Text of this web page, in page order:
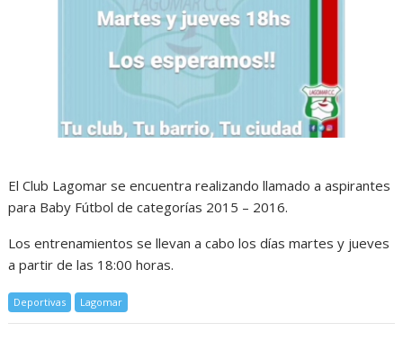
El Club Lagomar se encuentra realizando llamado a aspirantes
para Baby Fútbol de categorías 2015 – 2016.
Los entrenamientos se llevan a cabo los días martes y jueves
a partir de las 18:00 horas.
Deportivas Lagomar